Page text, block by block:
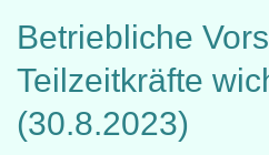
Betriebliche
Teilzeitkräfte
(30.8.2023)